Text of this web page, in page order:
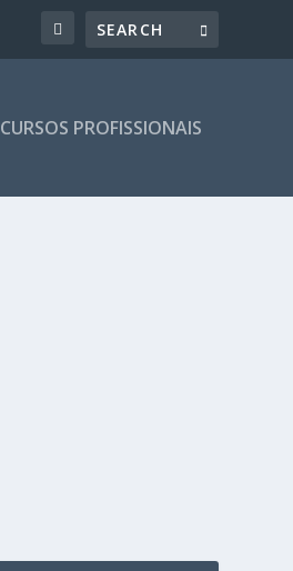
CURSOS PROFISSIONAIS